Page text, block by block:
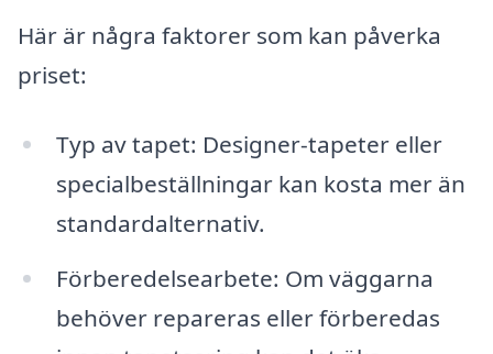
Här är några faktorer som kan påverka
priset:
Typ av tapet: Designer-tapeter eller
specialbeställningar kan kosta mer än
standardalternativ.
Förberedelsearbete: Om väggarna
behöver repareras eller förberedas